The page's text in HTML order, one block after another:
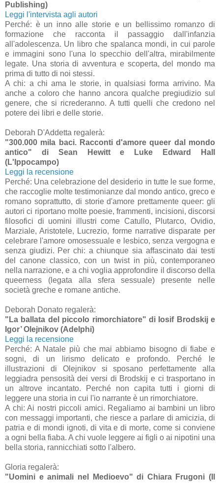
Publishing)
Leggi l'intervista agli autori
Perché: è un inno alle storie e un bellissimo romanzo di
formazione che racconta il passaggio dall'infanzia
all'adolescenza. Un libro che spalanca mondi, in cui parole
e immagini sono l'una lo specchio dell'altra, mirabilmente
legate. Una storia di avventura e scoperta, del mondo ma
prima di tutto di noi stessi.
A chi: a chi ama le storie, in qualsiasi forma arrivino. Ma
anche a coloro che hanno ancora qualche pregiudizio sul
genere, che si ricrederanno. A tutti quelli che credono nel
potere dei libri e delle storie.
Deborah D'Addetta regalerà:
"300.000 mila baci. Racconti d'amore queer dal mondo
antico" di Sean Hewitt e Luke Edward Hall
(L'Ippocampo)
Leggi la recensione
Perché: Una celebrazione del desiderio in tutte le sue forme,
che raccoglie molte testimonianze dal mondo antico, greco e
romano soprattutto, di storie d'amore prettamente queer: gli
autori ci riportano molte poesie, frammenti, incisioni, discorsi
filosofici di uomini illustri come Catullo, Plutarco, Ovidio,
Marziale, Aristotele, Lucrezio, forme narrative disparate per
celebrare l'amore omosessuale e lesbico, senza vergogna e
senza giudizi. Per chi: a chiunque sia affascinato dai testi
del canone classico, con un twist in più, contemporaneo
nella narrazione, e a chi voglia approfondire il discorso della
queerness (legata alla sfera sessuale) presente nelle
società greche e romane antiche.
Deborah Donato regalerà:
"La ballata del piccolo rimorchiatore" di Iosif Brodskij e
Igor’ Olejnikov (Adelphi)
Leggi la recensione
Perché: A Natale più che mai abbiamo bisogno di fiabe e
sogni, di un lirismo delicato e profondo. Perché le
illustrazioni di Olejnikov si sposano perfettamente alla
leggiadra pensosità dei versi di Brodskij e ci trasportano in
un altrove incantato. Perché non capita tutti i giorni di
leggere una storia in cui l'io narrante è un rimorchiatore.
A chi: Ai nostri piccoli amici. Regaliamo ai bambini un libro
con messaggi importanti, che riesce a parlare di amicizia, di
patria e di mondi ignoti, di vita e di morte, come si conviene
a ogni bella fiaba. A chi vuole leggere ai figli o ai nipotini una
bella storia, rannicchiati sotto l'albero.
Gloria regalerà:
"Uomini e animali nel Medioevo" di Chiara Frugoni (Il